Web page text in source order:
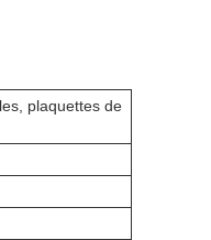
plaquettes de